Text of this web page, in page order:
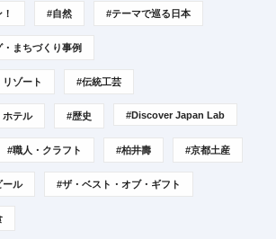
#自然 #テーマで巡る日本
まちづくり事例
ゾート #伝統工芸
ホテル #歴史 #Discover Japan Lab
#職人・クラフト #柏井壽 #京都土産
ール #ザ・ベスト・オブ・ギフト